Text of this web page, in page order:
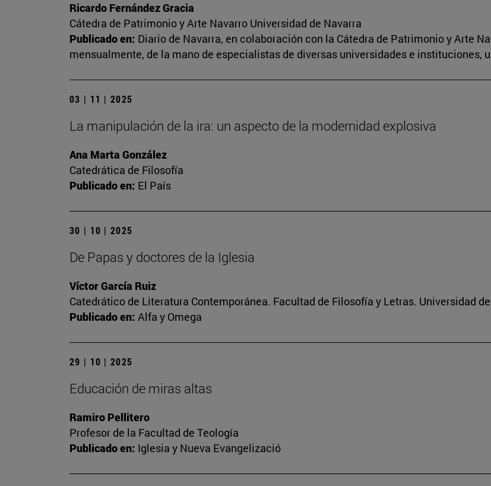
Ricardo Fernández Gracia
Cátedra de Patrimonio y Arte Navarro Universidad de Navarra
Publicado en: Diario de Navarra, en colaboración con la Cátedra de Patrimonio y Arte
mensualmente, de la mano de especialistas de diversas universidades e instituciones,
03 | 11 | 2025
La manipulación de la ira: un aspecto de la modernidad explosiva
Ana Marta González
Catedrática de Filosofía
Publicado en: El País
30 | 10 | 2025
De Papas y doctores de la Iglesia
Víctor García Ruiz
Catedrático de Literatura Contemporánea. Facultad de Filosofía y Letras. Universidad
Publicado en: Alfa y Omega
29 | 10 | 2025
Educación de miras altas
Ramiro Pellitero
Profesor de la Facultad de Teología
Publicado en: Iglesia y Nueva Evangelizació